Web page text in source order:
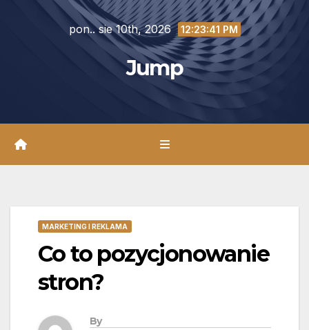
pon.. sie 10th, 2026 12:23:41 PM
Jump
MARKETING I REKLAMA
Co to pozycjonowanie
stron?
By